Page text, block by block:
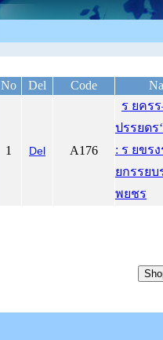
No Del Code
1 Del A176
ร ยคร
ปรรยด
: ร ยขร
ยกรรย
พยชร